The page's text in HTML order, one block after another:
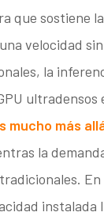
que sostiene
velocidad
la
ultradensos
mucho más
la
instalada